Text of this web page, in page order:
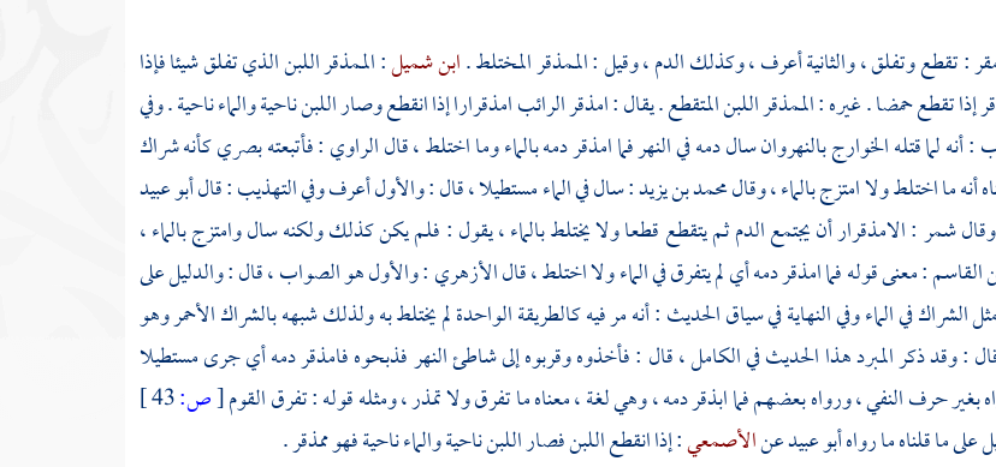
: تقطع وتفلق ، والثانية أعرف ، وكذلك الدم ، وقيل : الممذقر المختلط .ابن شميل: الممذقر اللبن الذي تفلق شيئا فإذا
تقطع حمضا . غيره : الممذقر اللبن المتقطع . يقال : امذقر الرائب امذقرارا إذا انقطع وصار اللبن ناحية والماء ناحية . وفي
: أنه لما قتلهالخوارجبالنهروانسال دمه في النهر فما امذقر دمه بالماء وما اختلط ، قال الراوي : فأتبعته بصري كأنه شراك
أنه ما اختلط ولا امتزج بالماء ، وقالمحمد بن يزيد: سال في الماء مستطيلا ، قال : والأول أعرف وفي التهذيب : قالأبو عبيد
وقالشمر: الامذقرار أن يجتمع الدم ثم يتقطع قطعا ولا يختلط بالماء ، يقول : فلم يكن كذلك ولكنه سال وامتزج بالماء ،
القاسم: معنى قوله فما امذقر دمه أي لم يتفرق في الماء ولا اختلط ، قالالأزهري: والأول هو الصواب ، قال : والدليل على
في الماء وفي النهاية في سياق الحديث : أنه مر فيه كالطريقة الواحدة لم يختلط به ولذلك شبهه بالشراك الأحمر وهو
: وقد ذكر المبرد هذا الحديث في الكامل ، قال : فأخذوه وقربوه إلى شاطئ النهر فذبحوه فامذقر دمه أي جرى مستطيلا
بغير حرف النفي ، ورواه بعضهم فما ابذقر دمه ، وهي لغة ، معناه ما تفرق ولا تمذر ، ومثله قوله : تفرق القوم[ص:
ما قلناه ما رواهأبو عبيدعنالأصمعي: إذا انقطع اللبن فصار اللبن ناحية والماء ناحية فهو ممذقر .